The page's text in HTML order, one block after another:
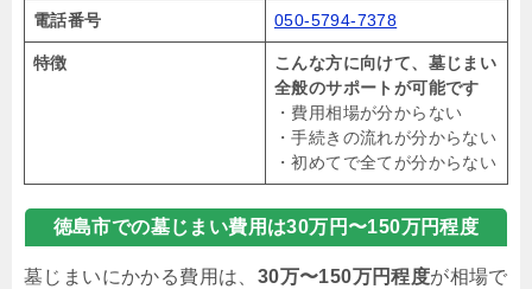
電話番号 050-5794-7378
特徴
こんな方に向けて、墓じまい
全般のサポートが可能です
・費用相場が分からない
・手続きの流れが分からない
・初めてで全てが分からない
徳島市での墓じまい費用は30万円〜150万円程度
墓じまいにかかる費用は、 30万〜150万円程度が相場で